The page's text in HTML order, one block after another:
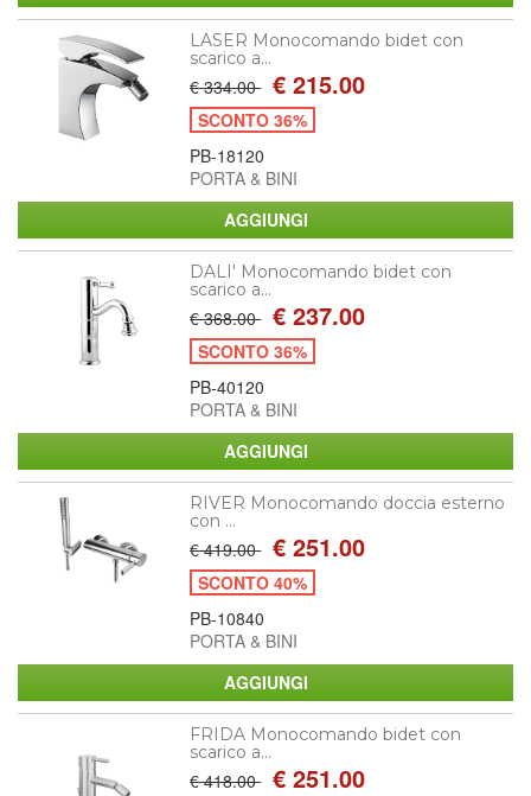
LASER Monocomando bidet con
scarico a...
€ 334.00 € 215.00
SCONTO 36%
PB-18120
PORTA & BINI
DALI' Monocomando bidet con
scarico a...
€ 368.00 € 237.00
SCONTO 36%
PB-40120
PORTA & BINI
RIVER Monocomando doccia esterno
con ...
€ 419.00 € 251.00
SCONTO 40%
PB-10840
PORTA & BINI
FRIDA Monocomando bidet con
scarico a...
€ 418.00 € 251.00